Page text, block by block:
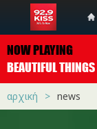
NOW PLAYING
BEAUTIFUL THINGS
αρχική news